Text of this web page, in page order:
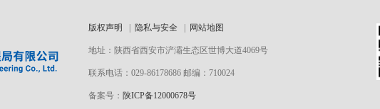
版权声明 隐私与安全 网站地图
地址：陕西省西安市浐灞生态区世博大道4069号
联系电话：029-86178686 邮编：710024
备案号： 陕ICP备12000678号